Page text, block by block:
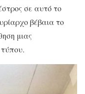
σε αυτό το
βέβαια το
μιας